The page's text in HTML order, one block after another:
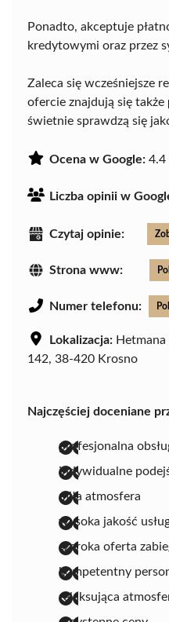
Ponadto, akceptuje
kredytowymi oraz przez
Zaleca się wcześniejsze
ofercie znajdują się także
świetnie sprawdzą się
Ocena w Google: 4.4
Liczba opinii w
Czytaj opinie:
Strona www:
Numer telefonu:
Lokalizacja: Hetmana
142, 38-420 Krosno
Najczęściej doceniane
profesjonalna
indywidualne
miła atmosfera
wysoka jakość
szeroka oferta
kompetentny
relaksująca